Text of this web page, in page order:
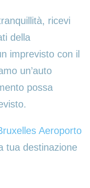
ricevi
della
imprevisto con il
un’auto
possa
Aeroporto
tua destinazione